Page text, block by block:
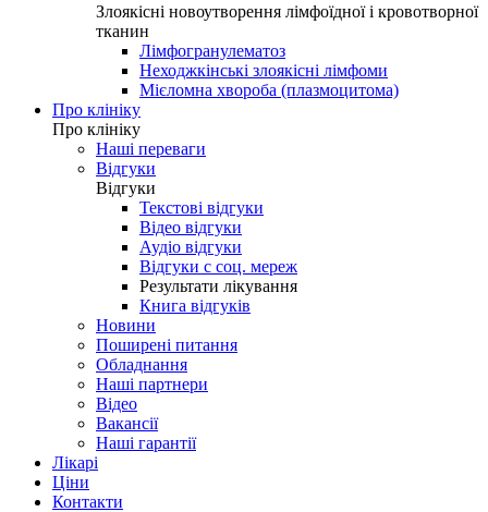
Злоякісні новоутворення лімфоїдної і кровотворної
тканин
Лімфогранулематоз
Неходжкінські злоякісні лімфоми
Мієломна хвороба (плазмоцитома)
Про клініку
Про клініку
Наші переваги
Відгуки
Відгуки
Текстові відгуки
Відео відгуки
Аудіо відгуки
Відгуки с соц. мереж
Результати лікування
Книга відгуків
Новини
Поширені питання
Обладнання
Наші партнери
Відео
Вакансії
Наші гарантії
Лікарі
Ціни
Контакти